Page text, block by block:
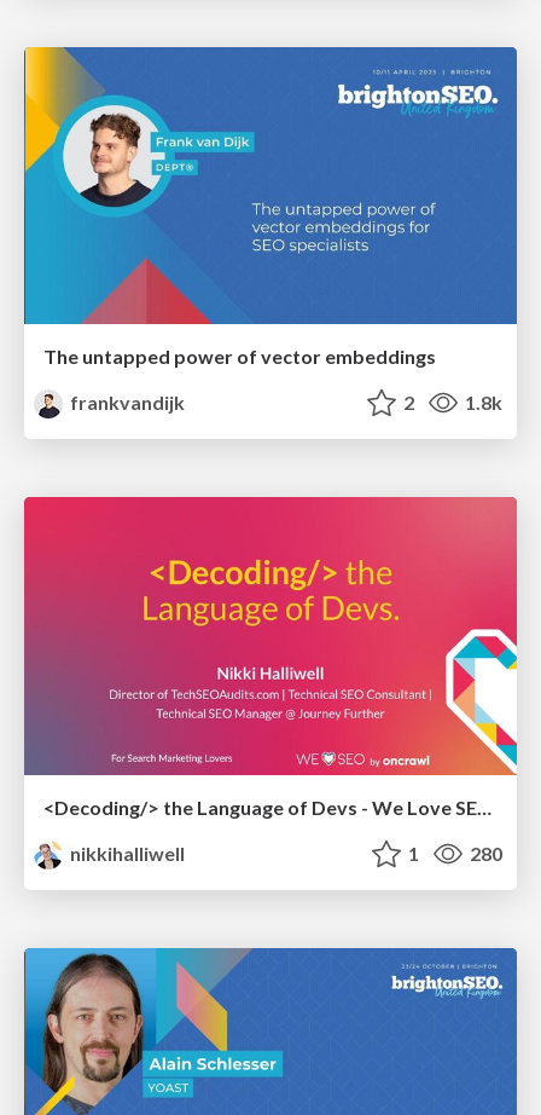
The untapped power of vector embeddings
frankvandijk
2 1.8k
nikkihalliwell
1 280